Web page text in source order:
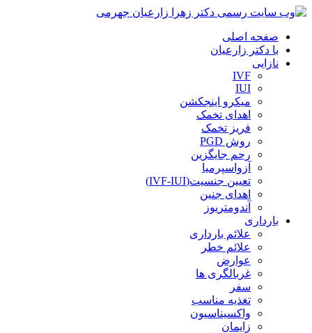
صفحه اصلی
با دکتر زارعیان
نازایی
IVF
IUI
میکرو اینجکشن
اهدای تخمک
فریز تخمک
روش PGD
رحم جایگزین
آزواسپرمیا
تعیین جنسیت(IVF-IUI)
اهدای جنین
آندومتریوز
بارداری
علائم بارداری
علائم خطر
عوارض
غربالگری ها
سفر
تغذیه مناسب
واکسیناسیون
زایمان